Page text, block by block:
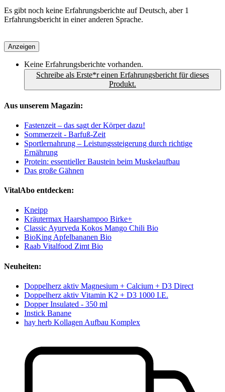
Es gibt noch keine Erfahrungsberichte auf Deutsch, aber 1
Erfahrungsbericht in einer anderen Sprache.
Anzeigen
Keine Erfahrungsberichte vorhanden.
Schreibe als Erste*r einen Erfahrungsbericht für dieses
Produkt.
Aus unserem Magazin:
Fastenzeit – das sagt der Körper dazu!
Sommerzeit - Barfuß-Zeit
Sportlernahrung – Leistungssteigerung durch richtige
Ernährung
Protein: essentieller Baustein beim Muskelaufbau
Das große Gähnen
VitalAbo entdecken:
Kneipp
Kräutermax Haarshampoo Birke+
Classic Ayurveda Kokos Mango Chili Bio
BioKing Apfelbananen Bio
Raab Vitalfood Zimt Bio
Neuheiten:
Doppelherz aktiv Magnesium + Calcium + D3 Direct
Doppelherz aktiv Vitamin K2 + D3 1000 I.E.
Dopper Insulated - 350 ml
Instick Banane
hay herb Kollagen Aufbau Komplex